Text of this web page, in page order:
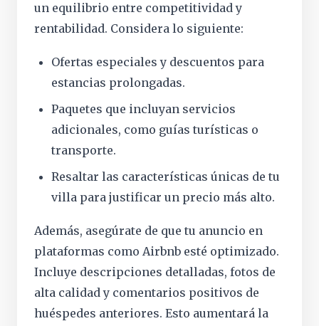
un equilibrio entre competitividad y
rentabilidad. Considera lo siguiente:
Ofertas especiales y descuentos para
estancias prolongadas.
Paquetes que incluyan servicios
adicionales, como guías turísticas o
transporte.
Resaltar las características únicas de tu
villa para justificar un precio más alto.
Además, asegúrate de que tu anuncio en
plataformas como Airbnb esté optimizado.
Incluye descripciones detalladas, fotos de
alta calidad y comentarios positivos de
huéspedes anteriores. Esto aumentará la